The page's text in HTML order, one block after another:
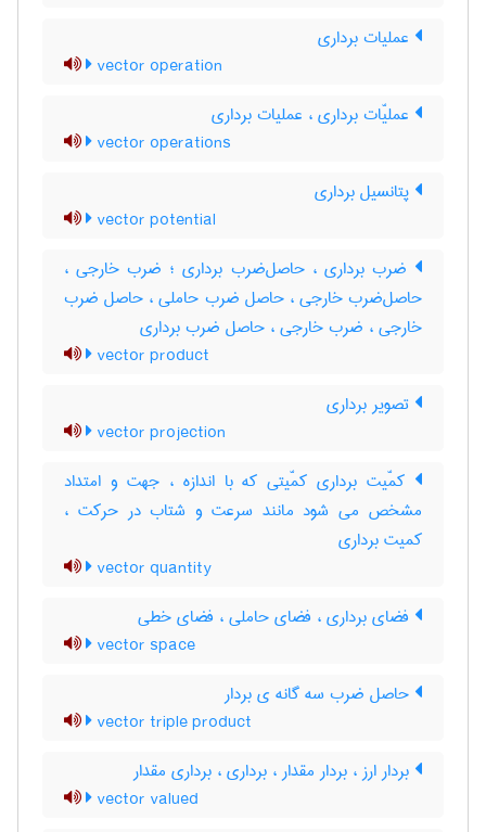
عملیات برداری
vector operation
عملیّات برداری ، عملیات برداری
vector operations
پتانسیل برداری
vector potential
ضرب برداری ، حاصل‌ضرب برداری ؛ ضرب خارجی ،
حاصل‌ضرب خارجی ، حاصل ضرب حاملی ، حاصل ضرب
خارجی ، ضرب خارجی ، حاصل ضرب برداری
vector product
تصویر برداری
vector projection
کمّیت برداری کمّیتی که با اندازه ، جهت و امتداد
مشخص می شود مانند سرعت و شتاب در حرکت ،
کمیت برداری
vector quantity
فضای برداری ، فضای حاملی ، فضای خطی
vector space
حاصل ضرب سه گانه ی بردار
vector triple product
بردار ارز ، بردار مقدار ، برداری ، برداری مقدار
vector valued